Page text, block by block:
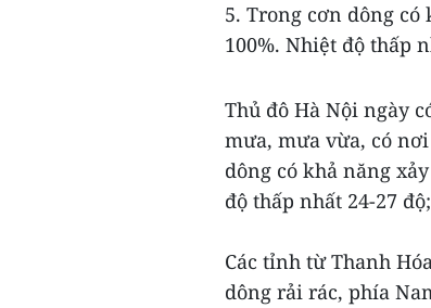
5. Trong cơn dông
100%. Nhiệt độ thấp
Thủ đô Hà Nội ngày
mưa, mưa vừa, có
dông có khả năng
độ thấp nhất 24-27
Các tỉnh từ Thanh
dông rải rác, phía